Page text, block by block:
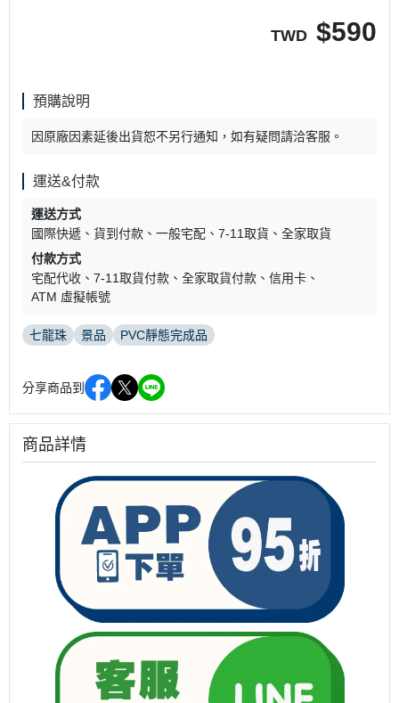
TWD $590
預購說明
因原廠因素延後出貨恕不另行通知，如有疑問請洽客服。
運送&付款
運送方式
國際快遞
貨到付款 一般宅配 7-11取貨
全家取貨
付款方式
宅配代收
7-11取貨付款 全家取貨付款
信用卡
ATM 虛擬帳號
七龍珠 景品 PVC靜態完成品
分享商品到
商品詳情